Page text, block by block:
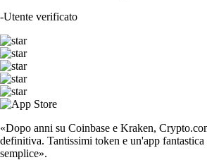
-Utente verificato
«Dopo anni su Coinbase e Kraken,
definitiva. Tantissimi token e un'app
semplice».